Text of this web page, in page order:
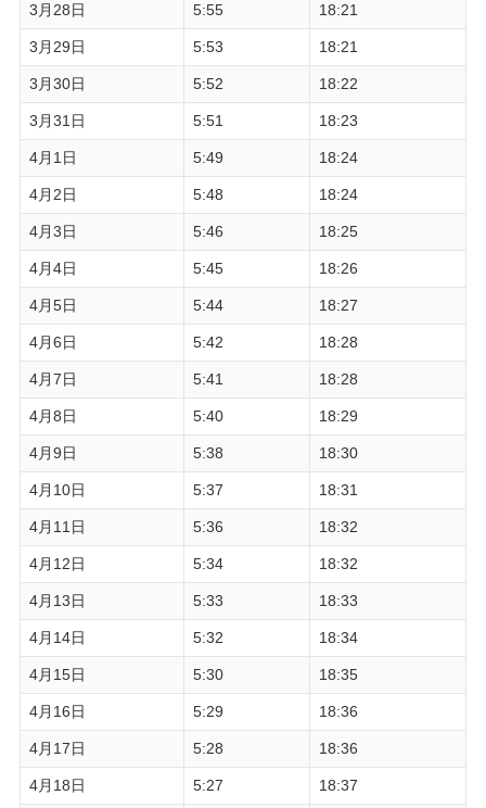
3月28日 5:55 18:21
3月29日 5:53 18:21
3月30日 5:52 18:22
3月31日 5:51 18:23
4月1日 5:49 18:24
4月2日 5:48 18:24
4月3日 5:46 18:25
4月4日 5:45 18:26
4月5日 5:44 18:27
4月6日 5:42 18:28
4月7日 5:41 18:28
4月8日 5:40 18:29
4月9日 5:38 18:30
4月10日 5:37 18:31
4月11日 5:36 18:32
4月12日 5:34 18:32
4月13日 5:33 18:33
4月14日 5:32 18:34
4月15日 5:30 18:35
4月16日 5:29 18:36
4月17日 5:28 18:36
4月18日 5:27 18:37